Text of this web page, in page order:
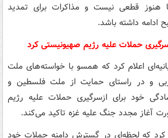
قطعی نیست و مذاکرات برای تمدید
داشته باشد.
حملات علیه رژیم صهیونیستی کرد
اعلام کرد که همسو با خواسته‌های ملت
و در راستای حمایت از ملت فلسطین و
خود برای ازسرگیری حملات علیه رژیم
آغاز مجدد جنگ علیه غزه تاکید می‌کند.
که لحظه‌ای در گسترش دامنه حملات خود